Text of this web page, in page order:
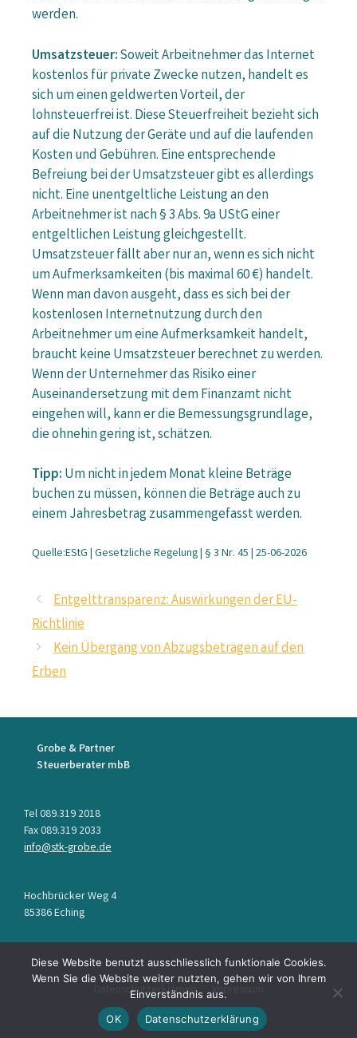
werden.
Umsatzsteuer:Soweit Arbeitnehmer das Internet
kostenlos für private Zwecke nutzen, handelt es
sich um einen geldwerten Vorteil, der
lohnsteuerfrei ist. Diese Steuerfreiheit bezieht sich
auf die Nutzung der Geräte und auf die laufenden
Kosten und Gebühren. Eine entsprechende
Befreiung bei der Umsatzsteuer gibt es allerdings
nicht. Eine unentgeltliche Leistung an den
Arbeitnehmer ist nach § 3 Abs. 9a UStG einer
entgeltlichen Leistung gleichgestellt.
Umsatzsteuer fällt aber nur an, wenn es sich nicht
um Aufmerksamkeiten (bis maximal 60 €) handelt.
Wenn man davon ausgeht, dass es sich bei der
kostenlosen Internetnutzung durch den
Arbeitnehmer um eine Aufmerksamkeit handelt,
braucht keine Umsatzsteuer berechnet zu werden.
Wenn der Unternehmer das Risiko einer
Auseinandersetzung mit dem Finanzamt nicht
eingehen will, kann er die Bemessungsgrundlage,
die ohnehin gering ist, schätzen.
Tipp: Um nicht in jedem Monat kleine Beträge
buchen zu müssen, können die Beträge auch zu
einem Jahresbetrag zusammengefasst werden.
Quelle:EStG | Gesetzliche Regelung | § 3 Nr. 45 | 25-06-2026
Entgelttransparenz: Auswirkungen der EU-
Richtlinie
Kein Übergang von Abzugsbeträgen auf den
Erben
Grobe & Partner
Steuerberater mbB
Tel 089.319 2018
Fax 089.319 2033
info@stk-grobe.de
Hochbrücker Weg 4
85386 Eching
Datenschutzerklärung Impressum
Diese Website benutzt ausschliesslich funktionale Cookies.
Wenn Sie die Website weiter nutzten, gehen wir von Ihrem
Einverständnis aus.
OK
Datenschutzerklärung